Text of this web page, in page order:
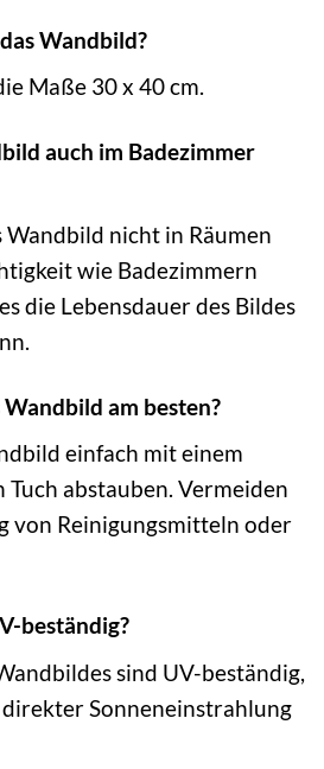
Wandbild?
Maße 30 x 40 cm.
auch im Badezimmer
nicht in Räumen
wie Badezimmern
die Lebensdauer des Bildes
am besten?
einfach mit einem
abstauben. Vermeiden
von Reinigungsmitteln oder
beständig?
sind UV-beständig,
direkter Sonneneinstrahlung